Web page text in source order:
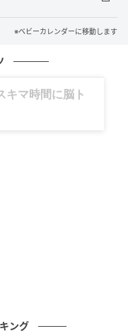
き合えていると思
気持ちが何より大
だけのものではな
れるもの。だから
※ベビーカレンダーに移動します
記……全部、読
ング